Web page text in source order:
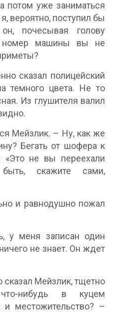
потом уже заниматься
вероятно, поступил бы
почесывая голову
номер машины вы не
сказал полицейский
темного цвета. Не то
Из глушителя валил
Мейзлик. – Ну, как же
Бегать от шофера к
«Это не вы переехали
скажите сами,
и равнодушно пожал
у меня записан один
не знает. Он ждет
сказал Мейзлик, тщетно
нибудь в куцем
местожительство? –